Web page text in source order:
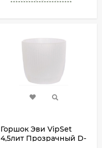
Горшок Эви VipSet
4,5лит Прозрачный D-